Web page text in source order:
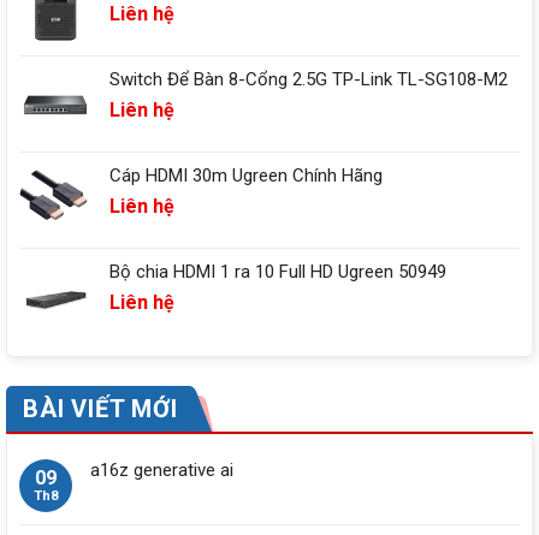
Liên hệ
Switch Để Bàn 8-Cổng 2.5G TP-Link TL-SG108-M2
Liên hệ
Cáp HDMI 30m Ugreen Chính Hãng
Liên hệ
Bộ chia HDMI 1 ra 10 Full HD Ugreen 50949
Liên hệ
BÀI VIẾT MỚI
09
Th8
a16z generative ai